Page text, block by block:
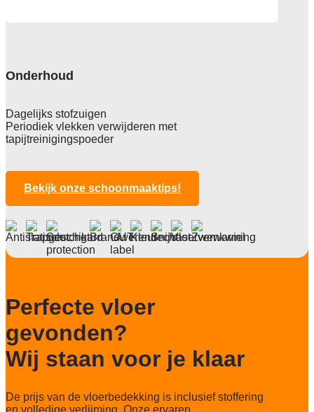
100% Polyamide
1200 gr
Poolhoogte
5,8 mm
Totale hoogte
8,5 mm
ja, , 2kv
Deling
186/500 noppen/m2
Totaal gwicht
2.285 gr/m2
Lichtechtheid NF EN ISO 105-B02
Slijtvastheid NF EN 1307
Onderhoud
Dagelijks stofzuigen
Periodiek vlekken verwijderen met
tapijtreinigingspoeder
Bekijk onze schoonmaaktips!
Perfecte vloer
gevonden?
Wij staan voor je klaar
De prijs van de vloerbedekking is inclusief stoffering
en volledige verlijming. Onze ervaren